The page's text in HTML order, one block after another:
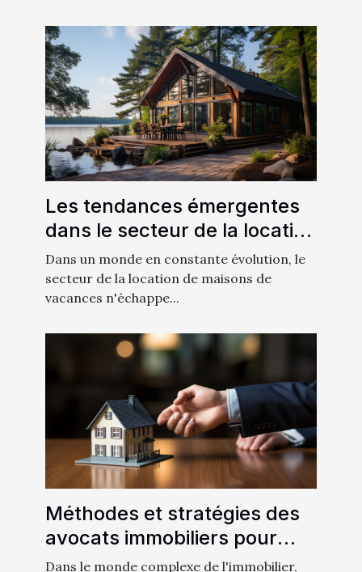
Les tendances émergentes
dans le secteur de la location
de maisons de vacances en
2021
Dans un monde en constante évolution, le
secteur de la location de maisons de
vacances n'échappe...
Méthodes et stratégies des
avocats immobiliers pour
résoudre les litiges
Dans le monde complexe de l'immobilier,